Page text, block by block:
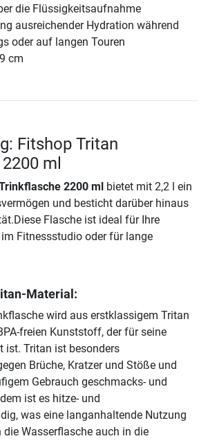
die Flüssigkeitsaufnahme
ausreichender Hydration während
oder auf langen Touren
cm
Fitshop Tritan
ml
2200 ml bietet mit 2,2 l ein
und besticht darüber hinaus
Flasche ist ideal für Ihre
Fitnessstudio oder für lange
Material:
wird aus erstklassigem Tritan
freien Kunststoff, der für seine
ist. Tritan ist besonders
Brüche, Kratzer und Stöße und
Gebrauch geschmacks- und
ist es hitze- und
was eine langanhaltende Nutzung
Wasserflasche auch in die